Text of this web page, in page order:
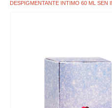
DESPIGMENTANTE INTIMO 60 ML SEN